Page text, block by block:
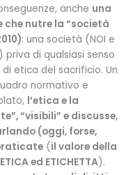
anche una
nutre la “società
: una società (NOI e
di qualsiasi senso
di etica del sacrificio. Un
normativo e
l’etica e la
“visibili” e discusse,
(oggi, forse,
(il valore della
ed ETICHETTA).